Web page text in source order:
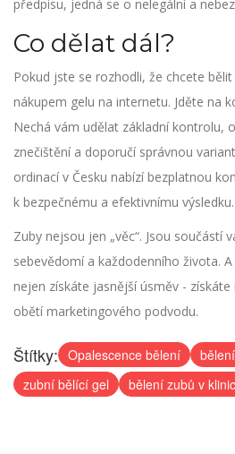
předpisu, jedná se o nelegální a
Co dělat dál?
Pokud jste se rozhodli, že chcete
nákupem gelu na internetu. Jděte na
Nechá vám udělat základní kontrolu,
znečištění a doporučí správnou
ordinací v Česku nabízí bezplatnou
k bezpečnému a efektivnímu výsledku.
Zuby nejsou jen „věc“. Jsou součástí
sebevědomí a každodenního života.
nejen získáte jasnější úsměv -
obětí marketingového podvodu.
Štítky: Opalescence bělení
zubní bělící gel
bělení zubů v